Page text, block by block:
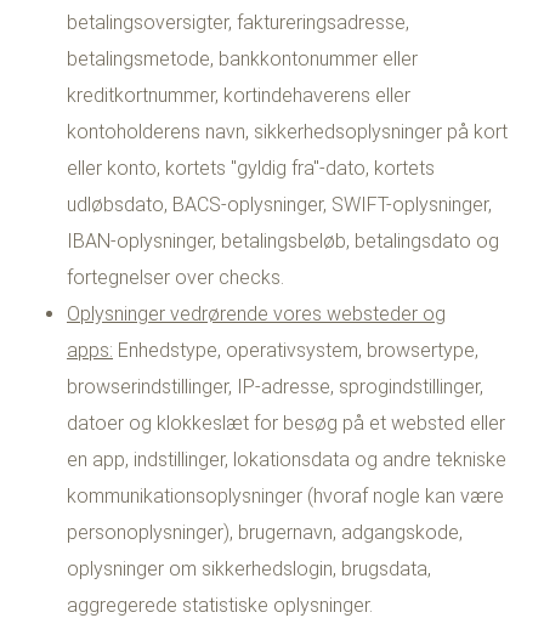
betalingsoversigter, faktureringsadresse,
betalingsmetode, bankkontonummer eller
kreditkortnummer, kortindehaverens eller
kontoholderens navn, sikkerhedsoplysninger på kort
eller konto, kortets "gyldig fra"-dato, kortets
udløbsdato, BACS-oplysninger, SWIFT-oplysninger,
IBAN-oplysninger, betalingsbeløb, betalingsdato og
fortegnelser over checks.
Oplysninger vedrørende vores websteder og
apps: Enhedstype, operativsystem, browsertype,
browserindstillinger, IP-adresse, sprogindstillinger,
datoer og klokkeslæt for besøg på et websted eller
en app, indstillinger, lokationsdata og andre tekniske
kommunikationsoplysninger (hvoraf nogle kan være
personoplysninger), brugernavn, adgangskode,
oplysninger om sikkerhedslogin, brugsdata,
aggregerede statistiske oplysninger.